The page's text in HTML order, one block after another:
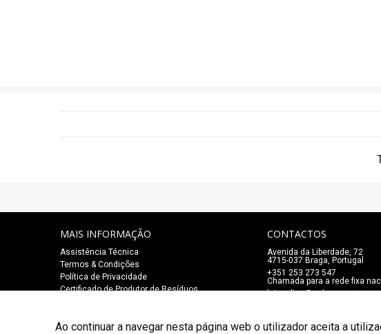
Ao continuar a navegar nesta página web o utilizador aceita a
MAIS INFORMAÇÃO
Assistência Técnica
Termos & Condições
Política de Privacidade
Certificado de Produtor de Resíduos
CONTACTOS
Avenida da Liberdade, 72
4715-037 Braga, Portugal
+351 253 273 547
Chamada para a rede fixa
lojaonline@salaomozart.com